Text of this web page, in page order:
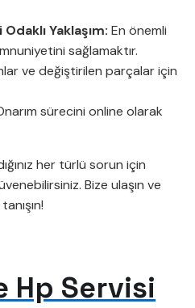
Yaklaşım: En önemli
sağlamaktır.
ve değiştirilen parçalar için
sürecini online olarak
her türlü sorun için
Bize ulaşın ve
Hp Servisi